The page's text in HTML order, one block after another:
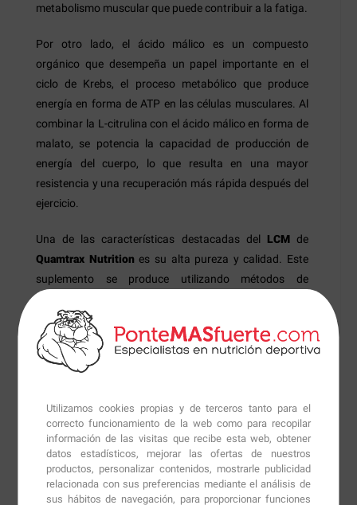
Utilizamos cookies propias y de terceros tanto para el
correcto funcionamiento de la web como para recopilar
información de las visitas que recibe esta web, obtener
datos estadísticos, mejorar las ofertas de nuestros
productos, personalizar contenidos, mostrarle publicidad
relacionada con sus preferencias mediante el análisis de
sus hábitos de navegación, para proporcionar funciones
metabolismo muscular que puede contribuir a la fatiga.
Por otro lado, el ácido málico es un compuesto
orgánico que desempeña un papel importante en el
ciclo de Krebs, el proceso metabólico que produce
energía en forma de ATP en las células musculares. Al
combinar la L-citrulina con el ácido málico en forma de
malato, se potencia la capacidad de producción de
energía del cuerpo, lo que resulta en una mayor
resistencia y una recuperación más rápida después del
ejercicio.
Una de las características destacadas del LCMde
Quamtrax Nutrition es su alta pureza y calidad. Este
suplemento se produce utilizando métodos de
controles de calidad para garantizar la pureza y
eficacia de cada lote.
Además, el
soluble en agua, lo que permite una fácil dosificación y
mezcla en cualquier líquido. Ya sea antes, durante o
después del entrenamiento, este suplemento se puede
consumir de manera conveniente para maximizar sus
beneficios.